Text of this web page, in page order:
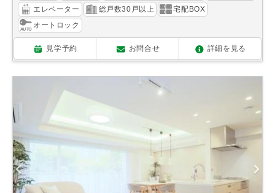
エレベーター
総戸数30戸以上
宅配BOX
オートロック
見学予約 お問合せ 詳細を見る